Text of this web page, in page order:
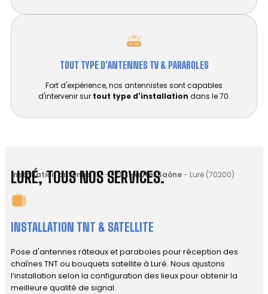
TOUT TYPE D'ANTENNES TV & PARABOLES
Fort d'expérience, nos antennistes sont capables
d'intervenir sur tout type d'installation dans le 70.
Installation antenne TV-(70) Haute-Saône- Luré (70200)
LURÉ, TOUS NOS SERVICES.
INSTALLATION TNT & SATELLITE
Pose d'antennes râteaux et paraboles pour réception des
chaînes TNT ou bouquets satellite à Luré. Nous ajustons
l’installation selon la configuration des lieux pour obtenir la
meilleure qualité de signal.